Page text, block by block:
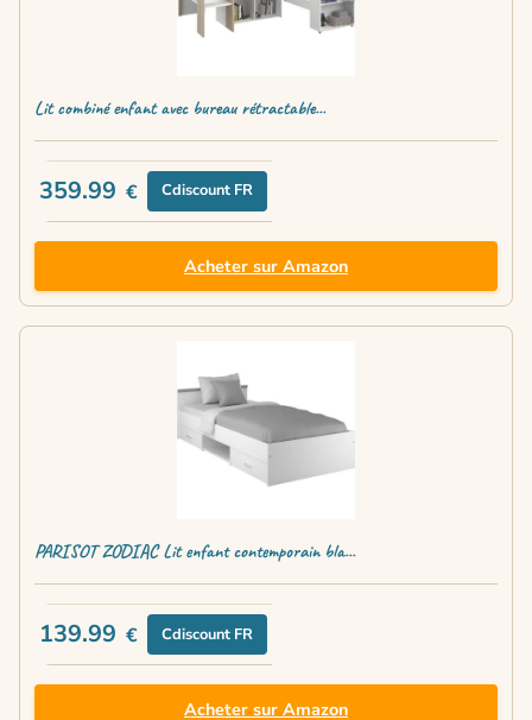
Lit combiné enfant avec bureau rétractable...
359.99 € Cdiscount FR
Acheter sur Amazon
PARISOT ZODIAC Lit enfant contemporain bla...
139.99 € Cdiscount FR
Acheter sur Amazon